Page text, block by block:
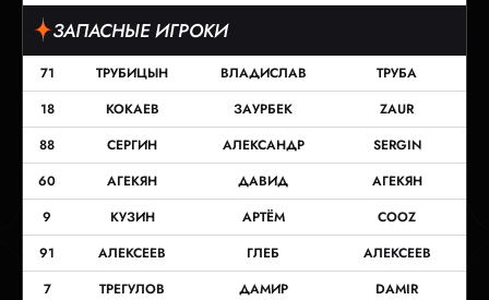
ЗАПАСНЫЕ ИГРОКИ
71 ТРУБИЦЫН ВЛАДИСЛАВ
ТРУБА
18
КОКАЕВ ЗАУРБЕК
ZAUR
88
СЕРГИН АЛЕКСАНДР
SERGIN
60
АГЕКЯН ДАВИД
АГЕКЯН
9
КУЗИН АРТЁМ
COOZ
91
АЛЕКСЕЕВ ГЛЕБ
АЛЕКСЕЕВ
7
ТРЕГУЛОВ ДАМИР DAMIR